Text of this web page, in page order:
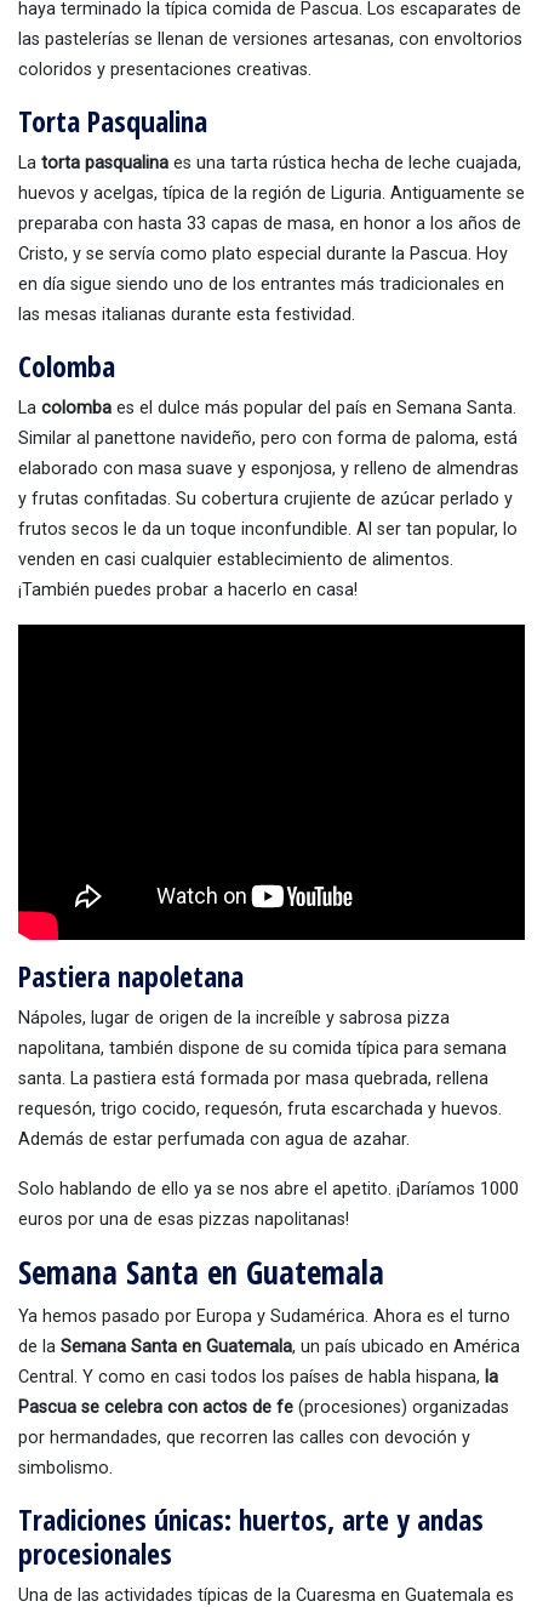
haya terminado la típica comida de Pascua. Los escaparates de
las pastelerías se llenan de versiones artesanas, con envoltorios
coloridos y presentaciones creativas.
Torta Pasqualina
La torta pasqualina es una tarta rústica hecha de leche cuajada,
huevos y acelgas, típica de la región de Liguria. Antiguamente se
preparaba con hasta 33 capas de masa, en honor a los años de
Cristo, y se servía como plato especial durante la Pascua. Hoy
en día sigue siendo uno de los entrantes más tradicionales en
las mesas italianas durante esta festividad.
Colomba
La colomba es el dulce más popular del país en Semana Santa.
Similar al panettone navideño, pero con forma de paloma, está
elaborado con masa suave y esponjosa, y relleno de almendras
y frutas confitadas. Su cobertura crujiente de azúcar perlado y
frutos secos le da un toque inconfundible. Al ser tan popular, lo
venden en casi cualquier establecimiento de alimentos.
¡También puedes probar a hacerlo en casa!
Pastiera napoletana
Nápoles, lugar de origen de la increíble y sabrosa pizza
napolitana, también dispone de su comida típica para semana
santa. La pastiera está formada por masa quebrada, rellena
requesón, trigo cocido, requesón, fruta escarchada y huevos.
Además de estar perfumada con agua de azahar.
Solo hablando de ello ya se nos abre el apetito. ¡Daríamos 1000
euros por una de esas pizzas napolitanas!
Semana Santa en Guatemala
Ya hemos pasado por Europa y Sudamérica. Ahora es el turno
de la Semana Santa en Guatemala, un país ubicado en América
Central. Y como en casi todos los países de habla hispana, la
Pascua se celebra con actos de fe (procesiones) organizadas
por hermandades, que recorren las calles con devoción y
simbolismo.
Tradiciones únicas: huertos, arte y andas
procesionales
Una de las actividades típicas de la Cuaresma en Guatemala es